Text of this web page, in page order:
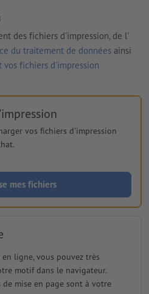
des fichiers d'impression, de l'
du traitement de données ainsi
vos fichiers d'impression
vos fichiers d'impression
mes fichiers
ligne, vous pouvez très
motif dans le navigateur.
de mise en page sont à votre